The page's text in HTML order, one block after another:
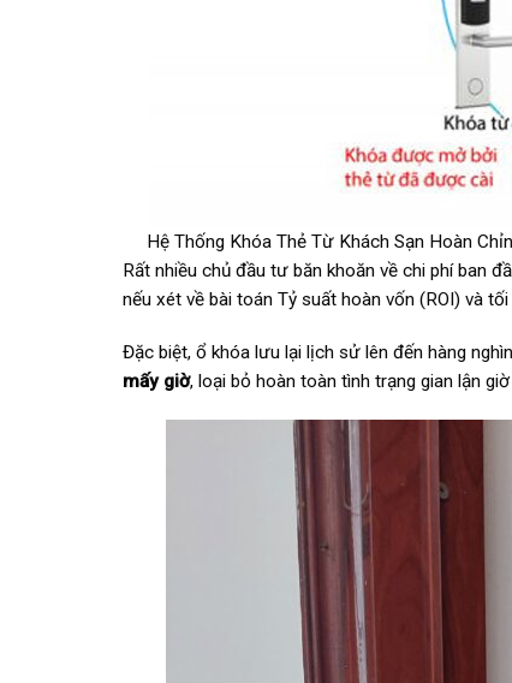
Hệ Thống Khóa Thẻ Từ Khách Sạn Hoàn
Rất nhiều chủ đầu tư băn khoăn về chi phí ban
nếu xét về bài toán Tỷ suất hoàn vốn (ROI) và
Đặc biệt, ổ khóa lưu lại lịch sử lên đến hàng
mấy giờ, loại bỏ hoàn toàn tình trạng gian lận